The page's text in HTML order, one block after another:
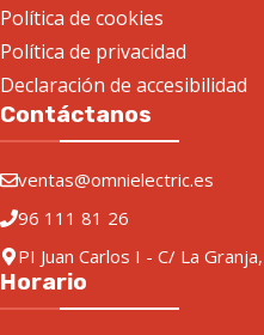
Política de cookies
Política de privacidad
Declaración de accesibilidad
Contáctanos
ventas@omnielectric.es
96 111 81 26
PI Juan Carlos I - C/ La
Horario